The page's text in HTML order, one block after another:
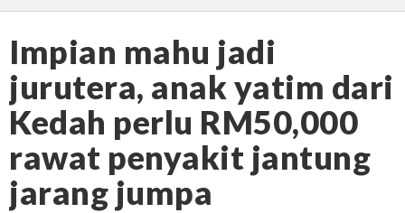
Impian mahu jadi
jurutera, anak yatim dari
Kedah perlu RM50,000
rawat penyakit jantung
jarang jumpa